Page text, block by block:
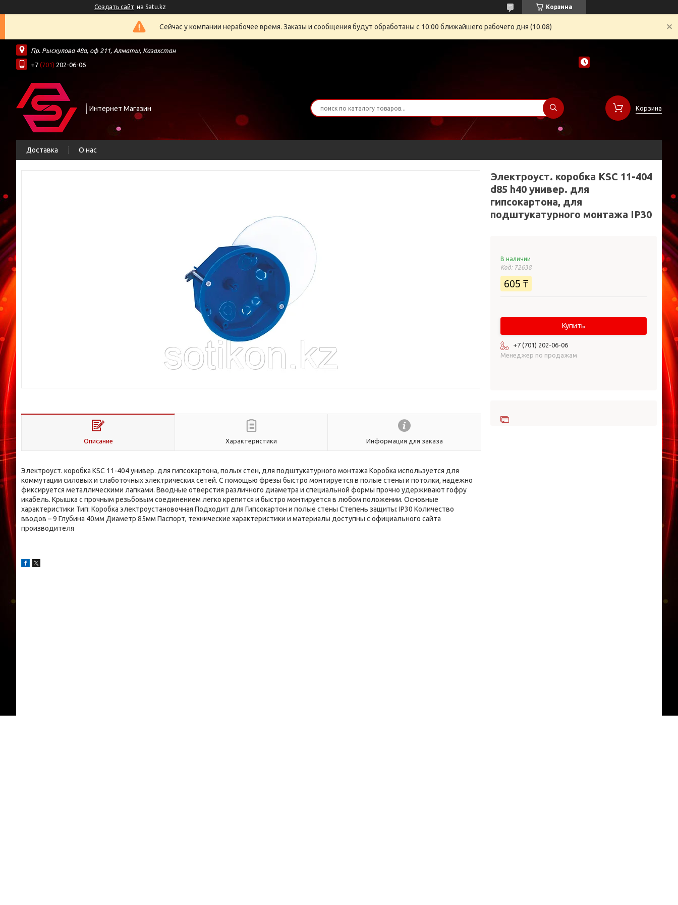
Создать сайт на Satu.kz Корзина
Сейчас у компании нерабочее время. Заказы и сообщения будут обработаны с 10:00 ближайшего рабочего дня (10.08)
Пр. Рыскулова 48а, оф 211, Алматы, Казахстан
+7 (701) 202-06-06
Интернет Магазин Корзина
Доставка О нас
Описание Характеристики Информация для заказа
Электроуст. коробка KSC 11-404 универ. для гипсокартона, полых стен, для подштукатурного монтажа Коробка используется для
коммутации силовых и слаботочных электрических сетей. С помощью фрезы быстро монтируется в полые стены и потолки, надежно
фиксируется металлическими лапками. Вводные отверстия различного диаметра и специальной формы прочно удерживают гофру
икабель. Крышка с прочным резьбовым соединением легко крепится и быстро монтируется в любом положении. Основные
характеристики Тип: Коробка электроустановочная Подходит для Гипсокартон и полые стены Степень защиты: IP30 Количество
вводов – 9 Глубина 40мм Диаметр 85мм Паспорт, технические характеристики и материалы доступны с официального сайта
производителя
Электроуст. коробка KSC 11-404
d85 h40 универ. для
гипсокартона, для
подштукатурного монтажа IP30
В наличии
Код: 72638
605 ₸
Купить
+7 (701) 202-06-06
Менеджер по продажам